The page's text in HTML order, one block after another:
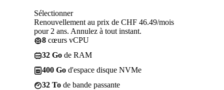
Sélectionner
Renouvellement au prix de CHF 46.49/mois
pour 2 ans. Annulez à tout instant.
8 cœurs vCPU
32 Go de RAM
400 Go d'espace disque NVMe
32 To de bande passante